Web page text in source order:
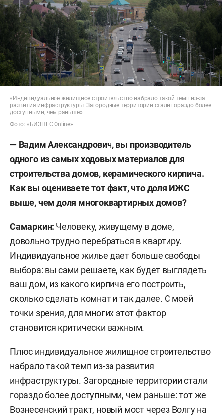
«Индивидуальное жилищное строительство набрало такой темп из-за
развития инфраструктуры. Загородные территории стали гораздо более
доступными, чем раньше»
Фото: «БИЗНЕС Online»
— Вадим Александрович, вы производитель
одного из самых ходовых материалов для
строительства домов, керамического кирпича.
Как вы оцениваете тот факт, что доля ИЖС
выше, чем доля многоквартирных домов?
Самаркин: Человеку, живущему в доме,
довольно трудно перебраться в квартиру.
Индивидуальное жилье дает больше свободы
выбора: вы сами решаете, как будет выглядеть
ваш дом, из какого кирпича его построить,
сколько сделать комнат и так далее. С моей
точки зрения, для многих этот фактор
становится критически важным.
Плюс индивидуальное жилищное строительство
набрало такой темп из-за развития
инфраструктуры. Загородные территории стали
гораздо более доступными, чем раньше: тот же
Вознесенский тракт, новый мост через Волгу на